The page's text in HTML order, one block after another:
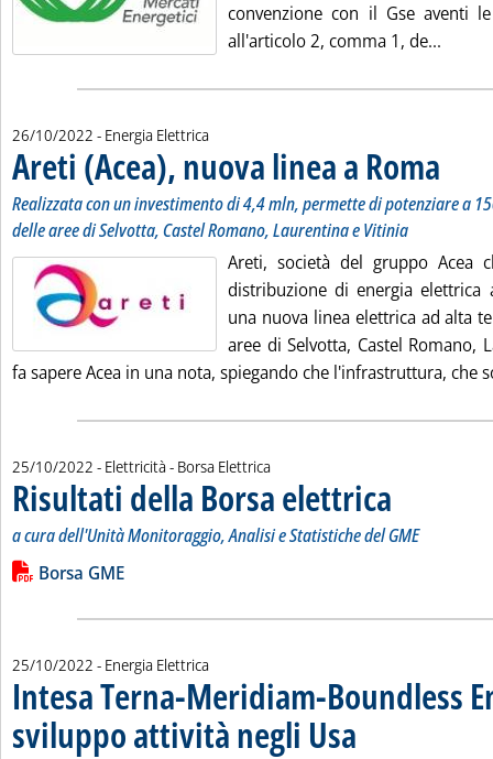
convenzione con il Gse aventi
all'articolo 2, comma 1, de...
26/10/2022 - Energia Elettrica
Areti (Acea), nuova linea a Roma
Realizzata con un investimento di 4,4 mln, permette di potenziare a
delle aree di Selvotta, Castel Romano, Laurentina e Vitinia
Areti, società del gruppo Acea
distribuzione di energia elettrica
una nuova linea elettrica ad alta
aree di Selvotta, Castel Romano,
fa sapere Acea in una nota, spiegando che l'infrastruttura, che
25/10/2022 - Elettricità - Borsa Elettrica
Risultati della Borsa elettrica
a cura dell'Unità Monitoraggio, Analisi e Statistiche del GME
Leggi tutta la notizia: 'Risultati della Borsa elettrica'
Lista allegati PDF alla notizia
Borsa GME
25/10/2022 - Energia Elettrica
Intesa Terna-Meridiam-Boundless
sviluppo attività negli Usa